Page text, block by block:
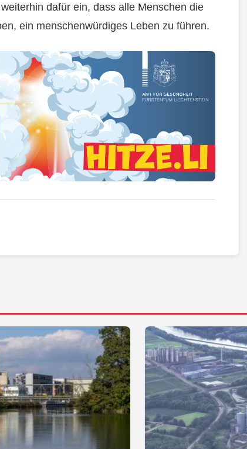
dafür ein, dass alle Menschen die
ein menschenwürdiges Leben zu führen.